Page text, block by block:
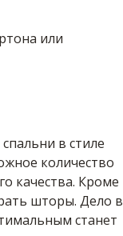
или
в стиле
количество
качества. Кроме
шторы. Дело в
станет